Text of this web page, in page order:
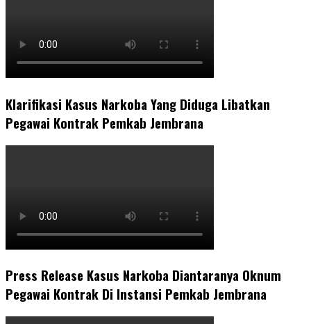
Klarifikasi Kasus Narkoba Yang Diduga Libatkan
Pegawai Kontrak Pemkab Jembrana
Press Release Kasus Narkoba Diantaranya Oknum
Pegawai Kontrak Di Instansi Pemkab Jembrana